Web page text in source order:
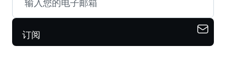
订阅